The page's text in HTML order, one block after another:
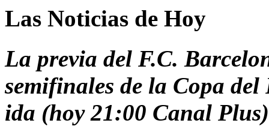
Las Noticias de Hoy
La previa del F.C.
semifinales de la Copa
ida (hoy 21:00 Canal Plus)